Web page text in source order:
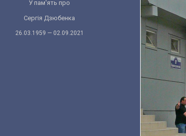
У пам'ять про
Сергія Дзюбенка
26.03.1959 — 02.09.2021